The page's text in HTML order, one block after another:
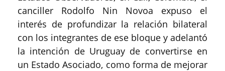
canciller Rodolfo Nin Novoa expuso el
interés de profundizar la relación bilateral
con los integrantes de ese bloque y adelantó
la intención de Uruguay de convertirse en
un Estado Asociado, como forma de mejorar